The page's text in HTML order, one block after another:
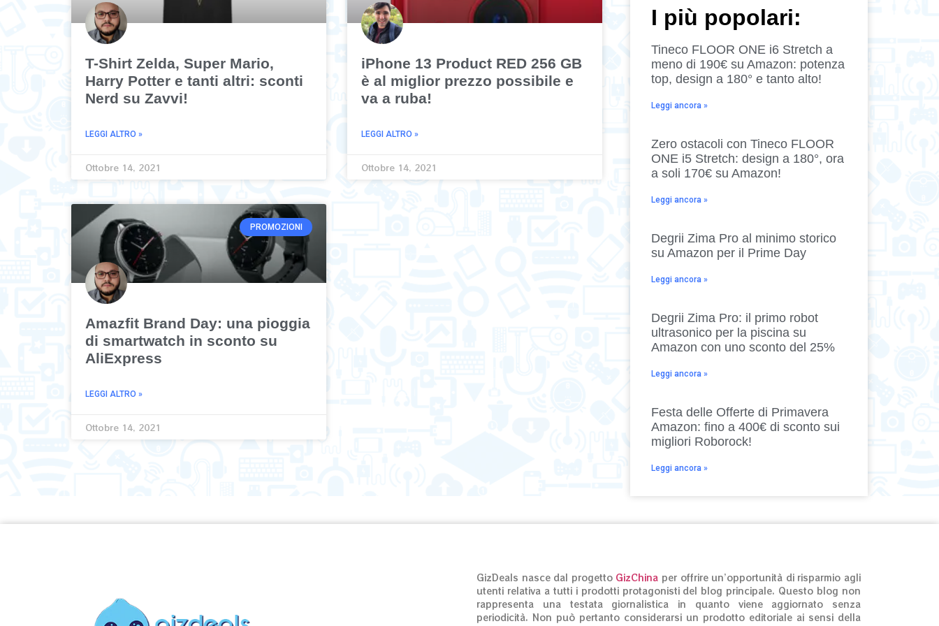
T-Shirt Zelda, Super Mario,
Harry Potter e tanti altri: sconti
Nerd su Zavvi!
LEGGI ALTRO »
Ottobre 14, 2021
iPhone 13 Product RED 256 GB
è al miglior prezzo possibile e
va a ruba!
LEGGI ALTRO »
Ottobre 14, 2021
PROMOZIONI
Amazfit Brand Day: una pioggia
di smartwatch in sconto su
AliExpress
LEGGI ALTRO »
Ottobre 14, 2021
I più popolari:
Tineco FLOOR ONE i6 Stretch a
meno di 190€ su Amazon: potenza
top, design a 180° e tanto alto!
Leggi ancora »
Zero ostacoli con Tineco FLOOR
ONE i5 Stretch: design a 180°, ora
a soli 170€ su Amazon!
Leggi ancora »
Degrii Zima Pro al minimo storico
su Amazon per il Prime Day
Leggi ancora »
Degrii Zima Pro: il primo robot
ultrasonico per la piscina su
Amazon con uno sconto del 25%
Leggi ancora »
Festa delle Offerte di Primavera
Amazon: fino a 400€ di sconto sui
migliori Roborock!
Leggi ancora »
GizDeals nasce dal progetto GizChina per offrire un’opportunità di risparmio agli
utenti relativa a tutti i prodotti protagonisti del blog principale. Questo blog non
rappresenta una testata giornalistica in quanto viene aggiornato senza
periodicità. Non può pertanto considerarsi un prodotto editoriale ai sensi della